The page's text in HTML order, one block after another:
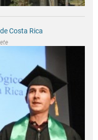
Costa Rica